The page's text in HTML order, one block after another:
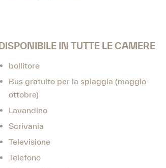
DISPONIBILE IN TUTTE LE CAMERE
bollitore
Bus gratuito per la spiaggia (maggio-
ottobre)
Lavandino
Scrivania
Televisione
Telefono